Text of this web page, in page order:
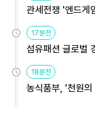
관세전쟁 '엔드게
용해야
17분전
섬유패션 글로벌
원
18분전
농식품부, '천원